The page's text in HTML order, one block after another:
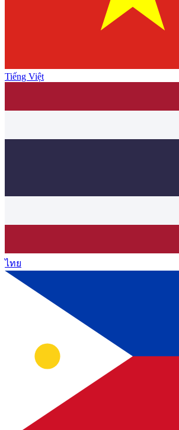
Tiếng Việt
ไทย